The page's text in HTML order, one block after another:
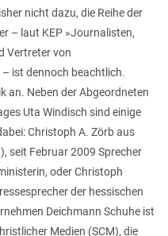
nicht dazu, die Reihe der
– laut KEP »Journalisten,
Vertreter von
ist dennoch beachtlich.
an. Neben der Abgeordneten
Uta Windisch sind einige
Christoph A. Zörb aus
seit Februar 2009 Sprecher
oder Christoph
der hessischen
Deichmann Schuhe ist
Medien (SCM), die